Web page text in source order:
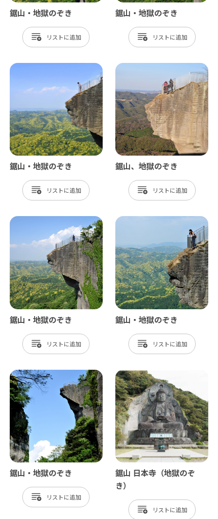
鋸山・地獄のぞき
リスト
鋸山・地獄のぞき
リスト
鋸山・地獄のぞき
リスト
鋸山、地獄のぞき
リスト
鋸山・地獄のぞき
リスト
鋸山・地獄のぞき
リスト
鋸山・地獄のぞき
リスト
鋸山 日本寺（地獄のぞ
き）
リスト